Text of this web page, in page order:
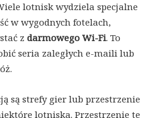
lotnisk wydziela specjalne
w wygodnych fotelach,
z darmowego Wi-Fi. To
seria zaległych e-maili lub
są strefy gier lub przestrzenie
lotniska. Przestrzenie te